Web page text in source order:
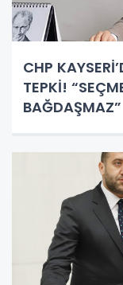
CHP
TEPKİ!
BAĞDAŞMAZ”